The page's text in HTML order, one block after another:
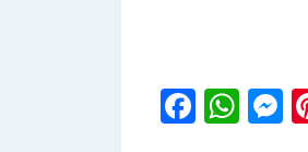
Fa W M